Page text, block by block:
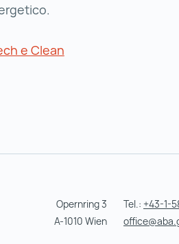
e Clean
Opernring 3
A-1010 Wien
Tel.: +43-1-